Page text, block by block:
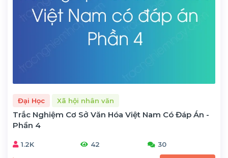
Đại Học Xã hội nhân văn
Trắc Nghiệm Cơ Sở Văn Hóa Việt Nam Có Đáp Án -
Phần 4
1.2K 42 30